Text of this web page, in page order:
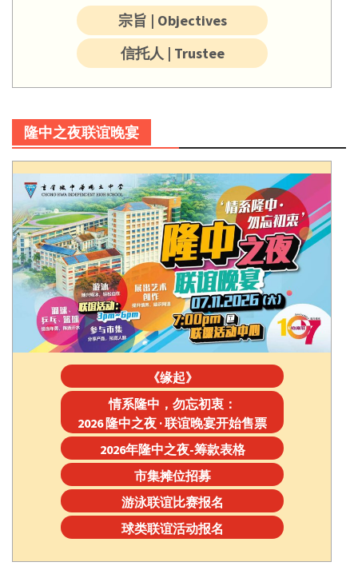
宗旨 | Objectives
信托人 | Trustee
隆中之夜联谊晚宴
《缘起》
情系隆中，勿忘初衷：
2026 隆中之夜 · 联谊晚宴开始售票
2026年隆中之夜-筹款表格
市集摊位招募
游泳联谊比赛报名
球类联谊活动报名